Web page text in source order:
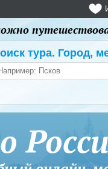
тура. Город,